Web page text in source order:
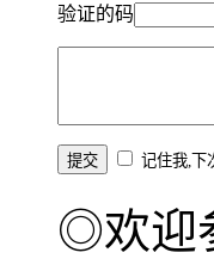
验证的码
记住我,下
◎欢迎